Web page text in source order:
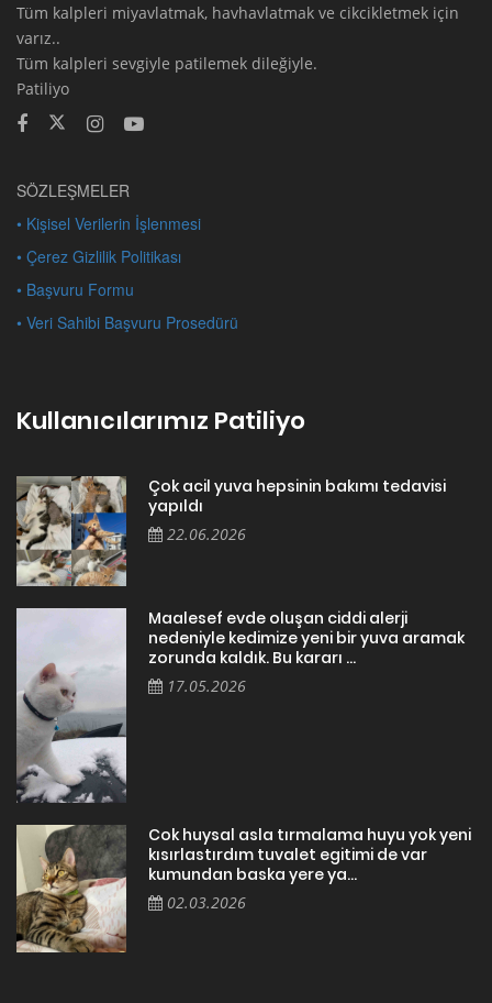
Tüm kalpleri miyavlatmak, havhavlatmak ve cikcikletmek için
varız..
Tüm kalpleri sevgiyle patilemek dileğiyle.
Patiliyo
SÖZLEŞMELER
• Kişisel Verilerin İşlenmesi
• Çerez Gizlilik Politikası
• Başvuru Formu
• Veri Sahibi Başvuru Prosedürü
Kullanıcılarımız Patiliyo
Çok acil yuva hepsinin bakımı tedavisi
yapıldı
22.06.2026
Maalesef evde oluşan ciddi alerji
nedeniyle kedimize yeni bir yuva aramak
zorunda kaldık. Bu kararı ...
17.05.2026
Cok huysal asla tırmalama huyu yok yeni
kısırlastırdım tuvalet egitimi de var
kumundan baska yere ya...
02.03.2026